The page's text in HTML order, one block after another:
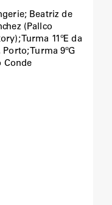
Beatriz de
(Pallco
Turma 11ºE da
Turma 9ºG
Conde